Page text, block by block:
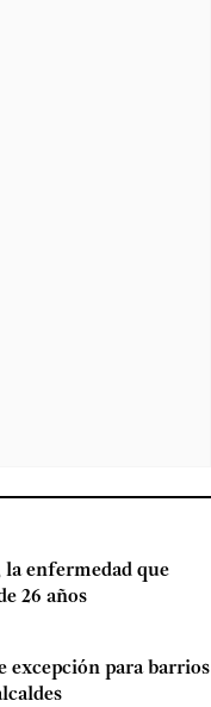
la enfermedad que
26 años
excepción para barrios